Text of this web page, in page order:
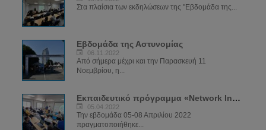
Στα πλαίσια των εκδηλώσεων της "Εβδομάδα της...
Εβδομάδα της Αστυνομίας
06.11.2022
Από σήμερα μέχρι και την Παρασκευή 11
Νοεμβρίου, η...
Εκπαιδευτικό πρόγραμμα «Network Investigations»
05.04.2022
Την εβδομάδα 05-08 Απριλίου 2022
πραγματοποιήθηκε...